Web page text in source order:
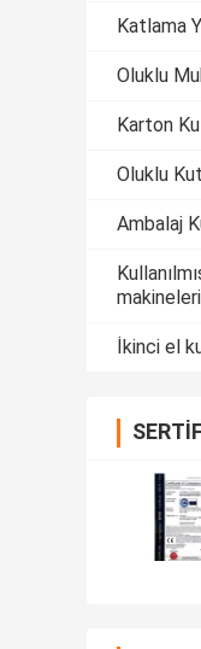
Katlama
Oluklu
Karton
Oluklu
Ambalaj
makineleri
İkinci el